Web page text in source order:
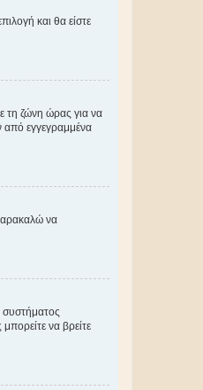
και θα είστε
τη ζώνη ώρας για να
από εγγεγραμμένα
να
συστήματος
να βρείτε